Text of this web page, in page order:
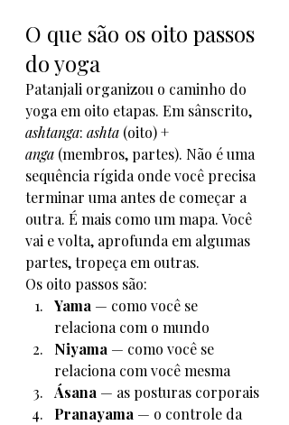
O que são os oito passos
do yoga
Patanjali organizou o caminho do
yoga em oito etapas. Em sânscrito,
ashtanga: ashta (oito) +
anga (membros, partes). Não é uma
sequência rígida onde você precisa
terminar uma antes de começar a
outra. É mais como um mapa. Você
vai e volta, aprofunda em algumas
partes, tropeça em outras.
Os oito passos são:
Yama — como você se
relaciona com o mundo
Niyama — como você se
relaciona com você mesma
Ásana — as posturas corporais
Pranayama — o controle da